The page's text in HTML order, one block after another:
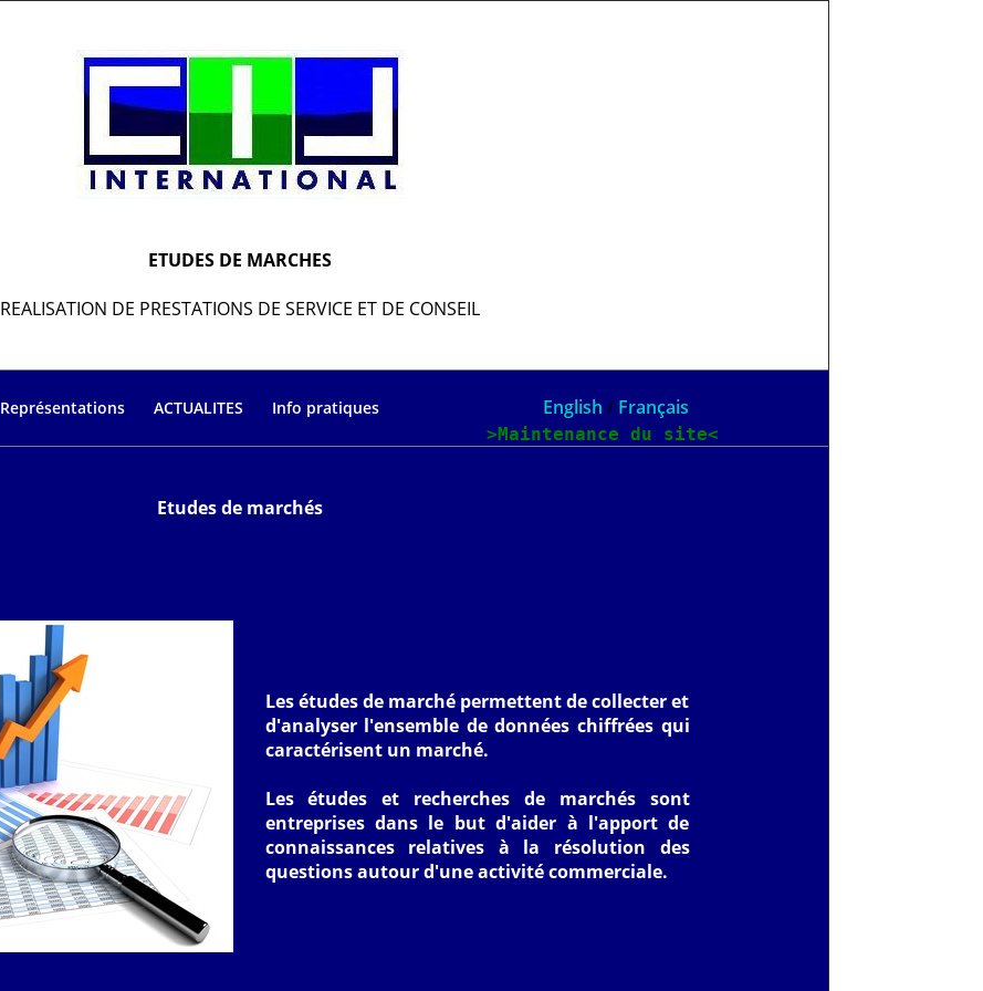
ETUDES DE MARCHES
REALISATION DE PRESTATIONS DE SERVICE ET DE CONSEIL
Représentations ACTUALITES Info pratiques English / Français
>Maintenance du site<
Etudes de marchés
Les études de marché permettent de collecter et
d'analyser l'ensemble de données chiffrées qui
caractérisent un marché.
Les études et recherches de marchés sont
entreprises dans le but d'aider à l'apport de
connaissances relatives à la résolution des
questions autour d'une activité commerciale.